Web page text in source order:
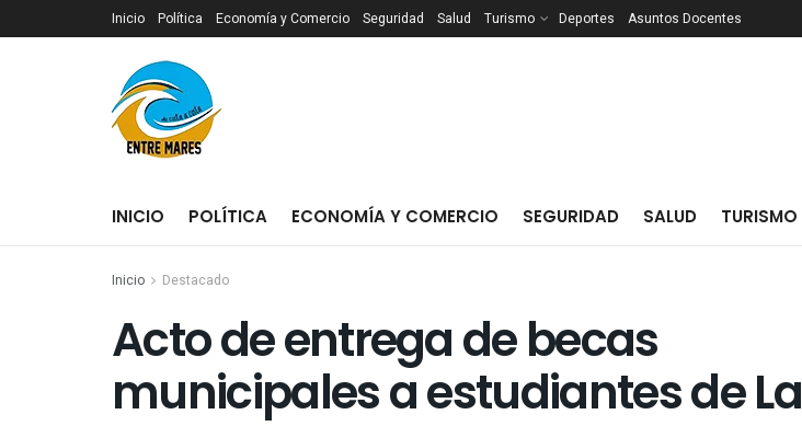
Inicio Política Economía y Comercio Seguridad Salud Turismo Deportes Asuntos Docentes
INICIO POLÍTICA ECONOMÍA Y COMERCIO SEGURIDAD SALUD TURISMO
Inicio Destacado
Acto de entrega de becas
municipales a estudiantes de La